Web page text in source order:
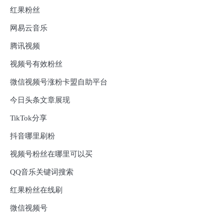
红果粉丝
网易云音乐
腾讯视频
视频号有效粉丝
微信视频号涨粉卡盟自助平台
今日头条文章展现
TikTok分享
抖音哪里刷粉
视频号粉丝在哪里可以买
QQ音乐关键词搜索
红果粉丝在线刷
微信视频号